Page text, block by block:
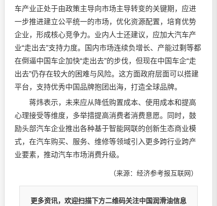
车产业正处于由政策主导向市场主导转变的关键期，应进
一步推进建立公平统一的市场，优化资源配置，培育优势
企业，形成核心竞争力。业内人士还建议，应加大汽车产
业“走出去”支持力度。国内市场连续负增长、产能过剩等都
在倒逼中国车企加快“走出去”的步伐，但现在中国车企“走
出去”仍存在较大的困难与风险。这方面政府层面可以搭建
平台，支持优秀中国品牌抱团出海，打造全球品牌。
蒋炜表示，未来应从降低购置成本、使用成本和提高
心理接受等维度，多举措提高消费者消费意愿。同时，鼓
励头部汽车企业推出各种基于智能网联的创新生态商业模
式，在汽车购买、服务、维修等领域引入更多跨行业跨产
业要素，推动汽车市场消费升级。
（来源：经济参考报互联网）
更多资讯，欢迎扫描下方二维码关注中国润滑油信息